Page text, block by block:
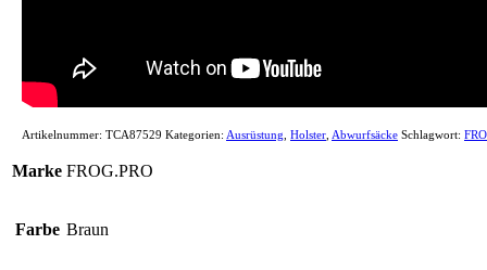
Artikelnummer: TCA87529 Kategorien: Ausrüstung Holster Abwurfsäcke Schlagwort:
Marke FROG.PRO
Farbe Braun